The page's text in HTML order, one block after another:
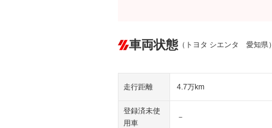
車両状態 （トヨタ シエンタ 愛知県）
走行距離 4.7万km
登録済未使
用車
－